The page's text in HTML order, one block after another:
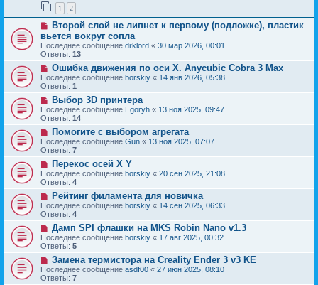
1 2
Второй слой не липнет к первому (подложке), пластик
вьется вокруг сопла
Последнее сообщение drklord « 30 мар 2026, 00:01
Ответы: 13
Ошибка движения по оси Х. Anycubic Cobra 3 Max
Последнее сообщение borskiy « 14 янв 2026, 05:38
Ответы: 1
Выбор 3D принтера
Последнее сообщение Egoryh « 13 ноя 2025, 09:47
Ответы: 14
Помогите с выбором агрегата
Последнее сообщение Gun « 13 ноя 2025, 07:07
Ответы: 7
Перекос осей X Y
Последнее сообщение borskiy « 20 сен 2025, 21:08
Ответы: 4
Рейтинг филамента для новичка
Последнее сообщение borskiy « 14 сен 2025, 06:33
Ответы: 4
Дамп SPI флашки на MKS Robin Nano v1.3
Последнее сообщение borskiy « 17 авг 2025, 00:32
Ответы: 5
Замена термистора на Creality Ender 3 v3 KE
Последнее сообщение asdf00 « 27 июн 2025, 08:10
Ответы: 7